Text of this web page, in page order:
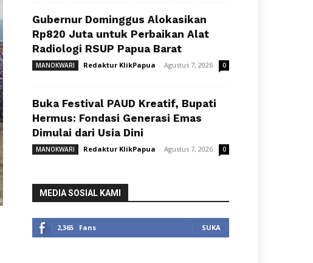
Gubernur Dominggus Alokasikan
Rp820 Juta untuk Perbaikan Alat
Radiologi RSUP Papua Barat
MANOKWARI Redaktur KlikPapua - Agustus 7, 2026 0
Buka Festival PAUD Kreatif, Bupati
Hermus: Fondasi Generasi Emas
Dimulai dari Usia Dini
MANOKWARI Redaktur KlikPapua - Agustus 7, 2026 0
MEDIA SOSIAL KAMI
2,365 Fans SUKA